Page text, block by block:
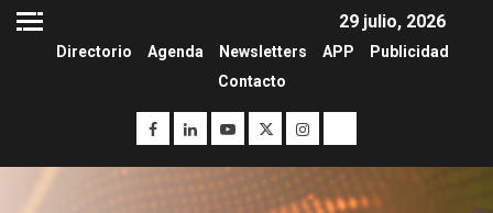
29 julio, 2026
Directorio Agenda Newsletters APP
Publicidad
Contacto